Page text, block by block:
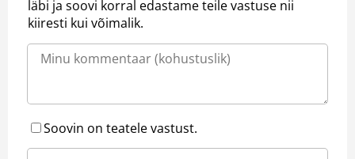
läbi ja soovi korral edastame teile vastuse nii
kiiresti kui võimalik.
Soovin on teatele vastust.